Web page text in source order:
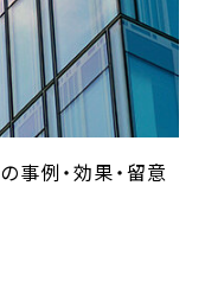
事例・効果・留意